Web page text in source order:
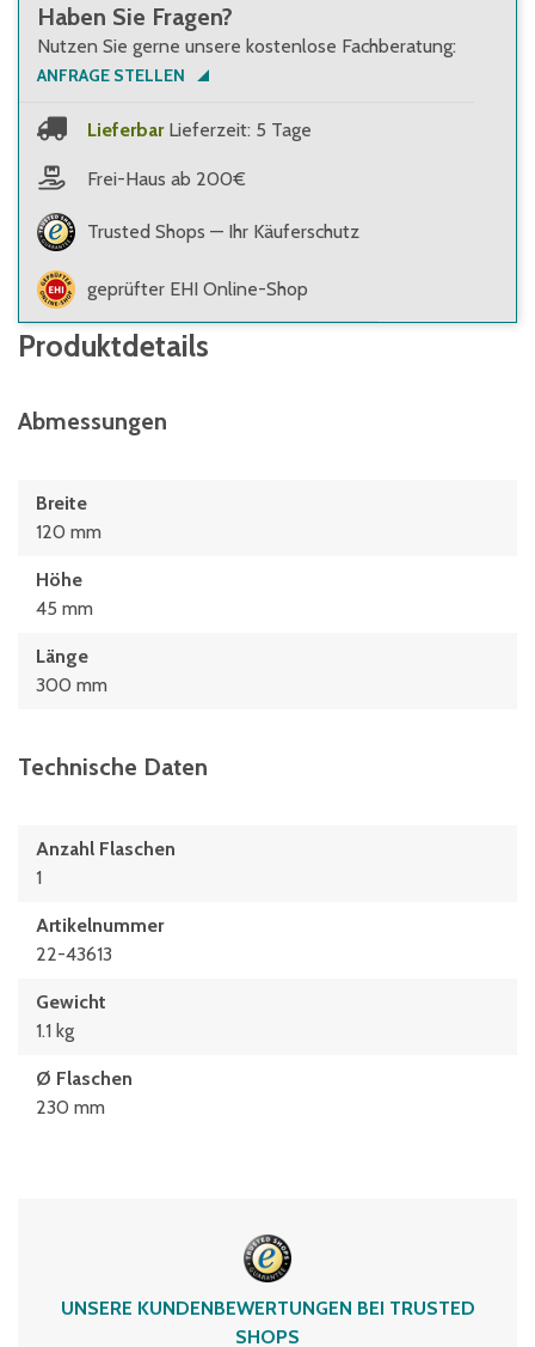
Haben Sie Fragen?
Nutzen Sie gerne unsere kostenlose Fachberatung:
ANFRAGE STELLEN
Lieferbar Lieferzeit: 5 Tage
Frei-Haus ab 200€
Trusted Shops — Ihr Käuferschutz
geprüfter EHI Online-Shop
Produktdetails
Abmessungen
Breite
120 mm
Höhe
45 mm
Länge
300 mm
Technische Daten
Anzahl Flaschen
1
Artikelnummer
22-43613
Gewicht
1.1 kg
Ø Flaschen
230 mm
UNSERE KUNDENBEWERTUNGEN BEI TRUSTED
SHOPS